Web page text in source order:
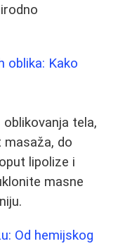
oblika: Kako
tela,
masaža, do
lipolize i
masne
Od hemijskog